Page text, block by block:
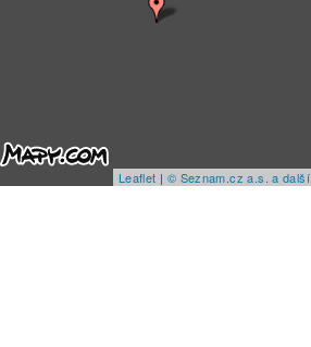
Leaflet | © Seznam.cz a.s. a další